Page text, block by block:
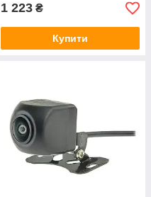
1 223 ₴
Купити